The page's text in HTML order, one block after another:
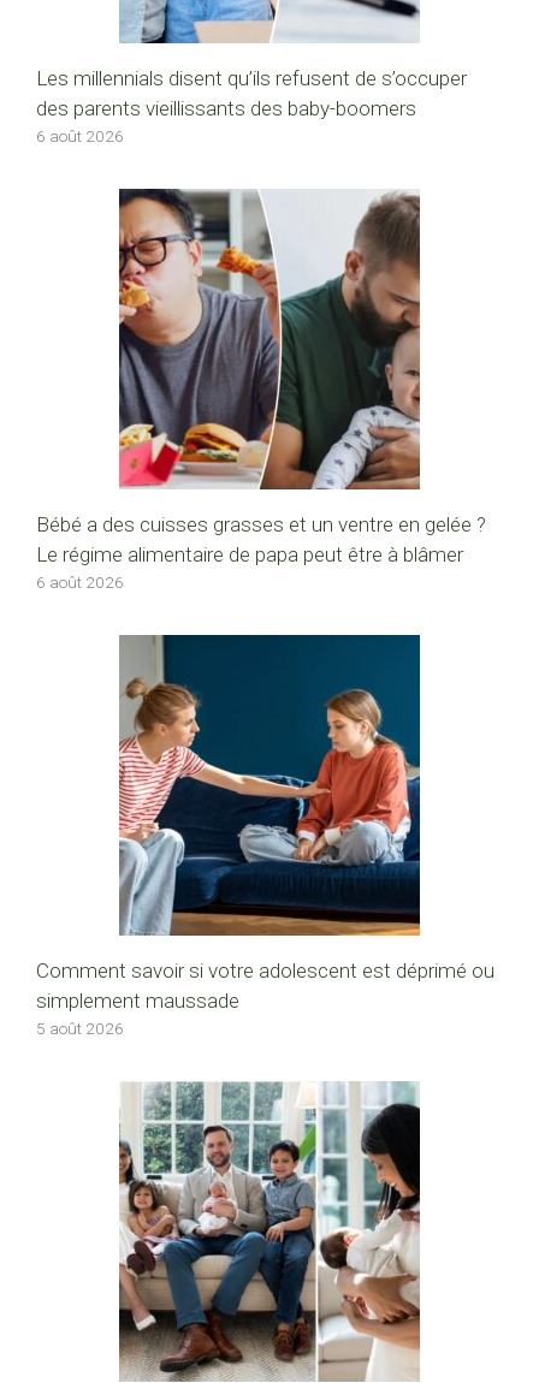
Les millennials disent qu’ils refusent de s’occuper
des parents vieillissants des baby-boomers
6 août 2026
Bébé a des cuisses grasses et un ventre en gelée ?
Le régime alimentaire de papa peut être à blâmer
6 août 2026
Comment savoir si votre adolescent est déprimé ou
simplement maussade
5 août 2026